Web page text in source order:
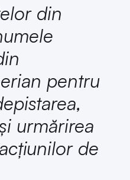
din
pentru
urmărirea
de